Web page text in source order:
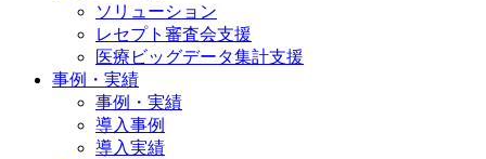
ソリューション
レセプト審査会支援
医療ビッグデータ集計支援
事例・実績
事例・実績
導入事例
導入実績